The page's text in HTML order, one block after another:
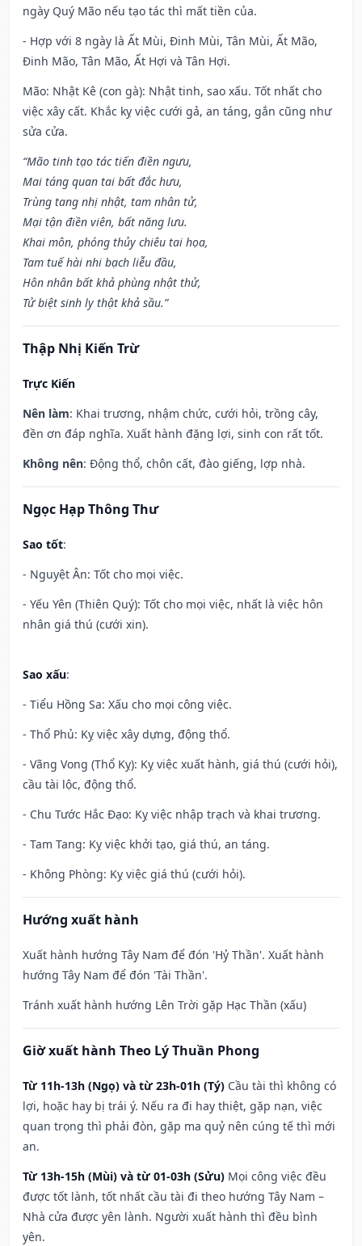
ngày Quý Mão nếu tạo tác thì mất tiền của.
- Hợp với 8 ngày là Ất Mùi, Đinh Mùi, Tân Mùi, Ất Mão,
Đinh Mão, Tân Mão, Ất Hợi và Tân Hợi.
Mão: Nhật Kê (con gà): Nhật tinh, sao xấu. Tốt nhất cho
việc xây cất. Khắc kỵ việc cưới gả, an táng, gắn cũng như
sửa cửa.
“Mão tinh tạo tác tiến điền ngưu,
Mai táng quan tai bất đắc hưu,
Trùng tang nhị nhật, tam nhân tử,
Mại tận điền viên, bất năng lưu.
Khai môn, phóng thủy chiêu tai họa,
Tam tuế hài nhi bạch liễu đầu,
Hôn nhân bất khả phùng nhật thử,
Tử biệt sinh ly thật khả sầu.”
Thập Nhị Kiến Trừ
Trực Kiến
Nên làm: Khai trương, nhậm chức, cưới hỏi, trồng cây,
đền ơn đáp nghĩa. Xuất hành đặng lợi, sinh con rất tốt.
Không nên: Động thổ, chôn cất, đào giếng, lợp nhà.
Ngọc Hạp Thông Thư
Sao tốt:
- Nguyệt Ân: Tốt cho mọi việc.
- Yếu Yên (Thiên Quý): Tốt cho mọi việc, nhất là việc hôn
nhân giá thú (cưới xin).
Sao xấu:
- Tiểu Hồng Sa: Xấu cho mọi công việc.
- Thổ Phủ: Kỵ việc xây dựng, động thổ.
- Vãng Vong (Thổ Kỵ): Kỵ việc xuất hành, giá thú (cưới hỏi),
cầu tài lộc, động thổ.
- Chu Tước Hắc Đạo: Kỵ việc nhập trạch và khai trương.
- Tam Tang: Kỵ việc khởi tạo, giá thú, an táng.
- Không Phòng: Kỵ việc giá thú (cưới hỏi).
Hướng xuất hành
Xuất hành hướng Tây Nam để đón 'Hỷ Thần'. Xuất hành
hướng Tây Nam để đón 'Tài Thần'.
Tránh xuất hành hướng Lên Trời gặp Hạc Thần (xấu)
Giờ xuất hành Theo Lý Thuần Phong
Từ 11h-13h (Ngọ) và từ 23h-01h (Tý) Cầu tài thì không có
lợi, hoặc hay bị trái ý. Nếu ra đi hay thiệt, gặp nạn, việc
quan trọng thì phải đòn, gặp ma quỷ nên cúng tế thì mới
an.
Từ 13h-15h (Mùi) và từ 01-03h (Sửu) Mọi công việc đều
được tốt lành, tốt nhất cầu tài đi theo hướng Tây Nam –
Nhà cửa được yên lành. Người xuất hành thì đều bình
yên.